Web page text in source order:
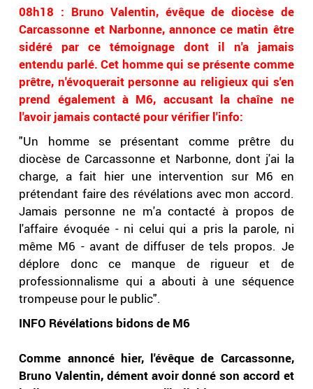
08h18 : Bruno Valentin, évêque de diocèse de
Carcassonne et Narbonne, annonce ce matin être
sidéré par ce témoignage dont il n'a jamais
entendu parlé. Cet homme qui se présente comme
prêtre, n'évoquerait personne au religieux qui s'en
prend également à M6, accusant la chaîne ne
l'avoir jamais contacté pour vérifier l'info:
"Un homme se présentant comme prêtre du
diocèse de Carcassonne et Narbonne, dont j'ai la
charge, a fait hier une intervention sur M6 en
prétendant faire des révélations avec mon accord.
Jamais personne ne m'a contacté à propos de
l'affaire évoquée - ni celui qui a pris la parole, ni
même M6 - avant de diffuser de tels propos. Je
déplore donc ce manque de rigueur et de
professionnalisme qui a abouti à une séquence
trompeuse pour le public".
INFO Révélations bidons de M6
Comme annoncé hier, l'évêque de Carcassonne,
Bruno Valentin, dément avoir donné son accord et